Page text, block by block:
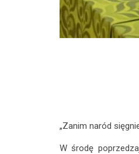
„Zanim naród
W środę